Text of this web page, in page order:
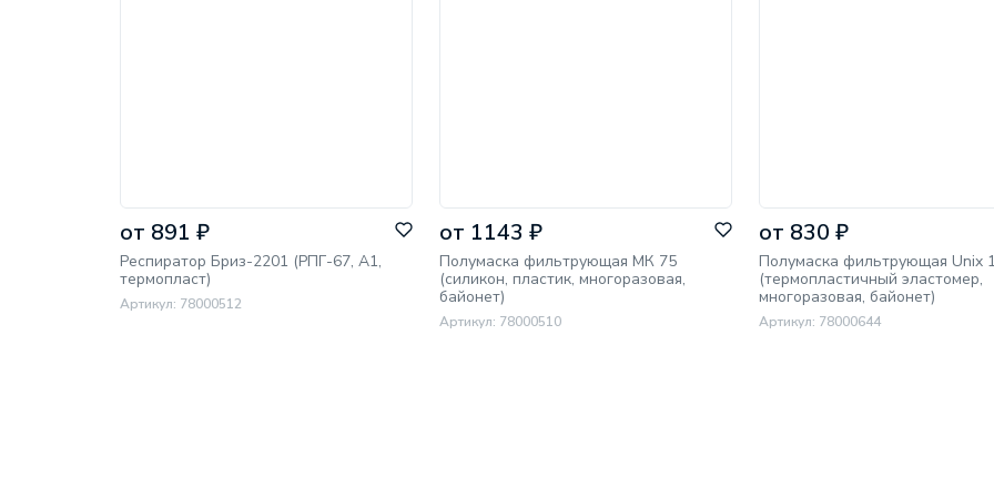
от 891 ₽
Респиратор Бриз-2201 (РПГ-67, A1,
термопласт)
Артикул: 78000512
от 1143 ₽
Полумаска фильтрующая МК 75
(силикон, пластик, многоразовая,
байонет)
Артикул: 78000510
от 830 ₽
Полумаска фильтрующая Unix
(термопластичный эластомер,
многоразовая, байонет)
Артикул: 78000644